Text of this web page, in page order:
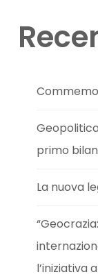
primo
La nuova
l’iniziativa